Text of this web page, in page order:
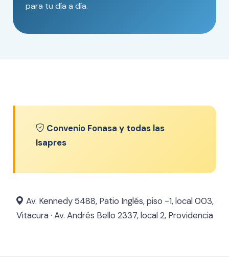
para tu día a día.
Convenio Fonasa y todas las
Isapres
Av. Kennedy 5488, Patio Inglés, piso -1, local 003,
Vitacura · Av. Andrés Bello 2337, local 2, Providencia